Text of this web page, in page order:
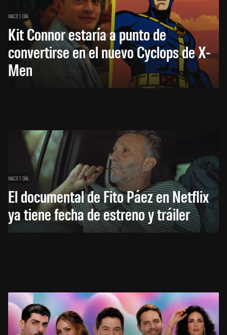
HACE 1 DÍA
Kit Connor estaría a punto de
convertirse en el nuevo Cyclops de X-
Men
HACE 1 DÍA
El documental de Fito Páez en Netflix
ya tiene fecha de estreno y tráiler